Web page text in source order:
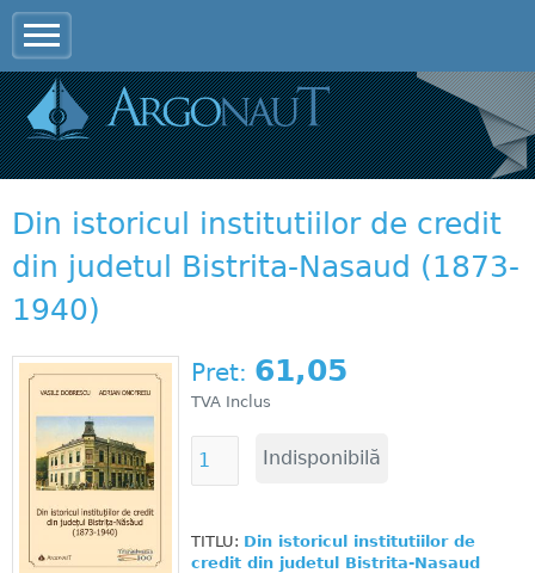
Din istoricul institutiilor de credit
din judetul Bistrita-Nasaud (1873-
1940)
Pret: 61,05
TVA Inclus
TITLU: Din istoricul institutiilor de
credit din judetul Bistrita-Nasaud